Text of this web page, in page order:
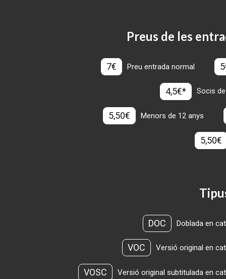
Preus de les
7€ Preu entrada normal
4,5€* Socis
5,50€ Menors de 12 anys
5,50€
DOC Doblada en
VOC Versió original en
VOSC Versió original subtitulada en